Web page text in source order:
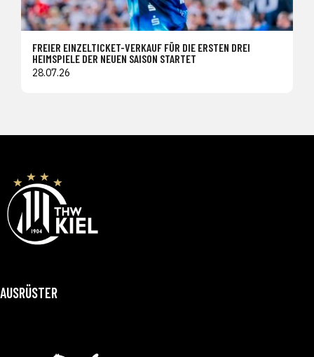
FREIER EINZELTICKET-VERKAUF FÜR DIE ERSTEN DREI
HEIMSPIELE DER NEUEN SAISON STARTET
28.07.26
AUSRÜSTER